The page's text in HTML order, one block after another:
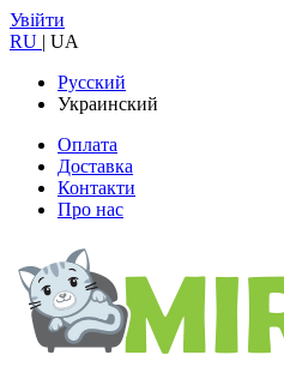
Увійти
RU | UA
Русский
Украинский
Оплата
Доставка
Контакти
Про нас